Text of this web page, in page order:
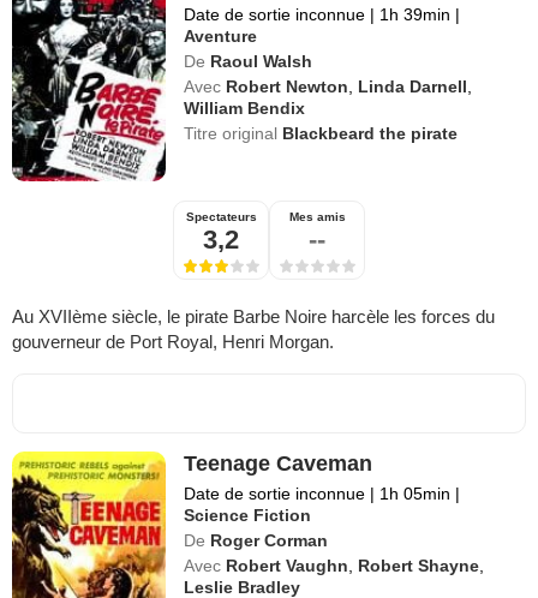
Date de sortie inconnue | 1h 39min |
Aventure
De Raoul Walsh
Avec Robert Newton Linda Darnell
William Bendix
Titre original Blackbeard the pirate
Spectateurs
3,2
Mes amis
--
Au XVIIème siècle, le pirate Barbe Noire harcèle les forces du
gouverneur de Port Royal, Henri Morgan.
Teenage Caveman
Date de sortie inconnue | 1h 05min |
Science Fiction
De Roger Corman
Avec Robert Vaughn Robert Shayne
Leslie Bradley